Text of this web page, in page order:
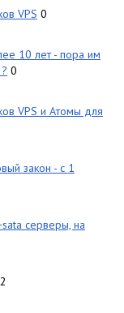
VPS 0
10 лет - пора им
0
VPS и Атомы для
закон - с 1
серверы, на
2